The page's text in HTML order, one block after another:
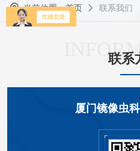
当前位置：首页 联系我们
联系
厦门镜像虫